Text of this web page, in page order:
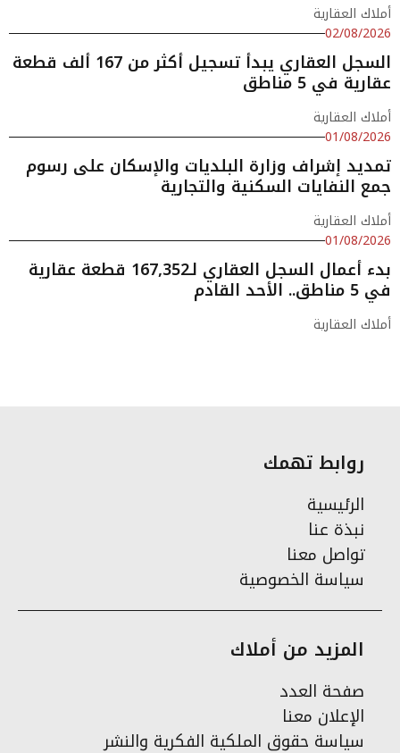
أملاك العقارية
02/08/2026
السجل العقاري يبدأ تسجيل أكثر من 167 ألف قطعة
عقارية في 5 مناطق
أملاك العقارية
01/08/2026
تمديد إشراف وزارة البلديات والإسكان على رسوم
جمع النفايات السكنية والتجارية
أملاك العقارية
01/08/2026
بدء أعمال السجل العقاري لـ167,352 قطعة عقارية
في 5 مناطق.. الأحد القادم
أملاك العقارية
روابط تهمك
الرئيسية
نبذة عنا
تواصل معنا
سياسة الخصوصية
المزيد من أملاك
صفحة العدد
الإعلان معنا
سياسة حقوق الملكية الفكرية والنشر